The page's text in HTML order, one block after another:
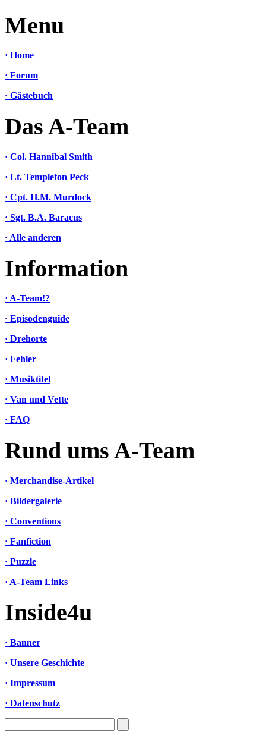
Menu
· Home
· Forum
· Gästebuch
Das A-Team
· Col. Hannibal Smith
· Lt. Templeton Peck
· Cpt. H.M. Murdock
· Sgt. B.A. Baracus
· Alle anderen
Information
· A-Team!?
· Episodenguide
· Drehorte
· Fehler
· Musiktitel
· Van und Vette
· FAQ
Rund ums A-Team
· Merchandise-Artikel
· Bildergalerie
· Conventions
· Fanfiction
· Puzzle
· A-Team Links
Inside4u
· Banner
· Unsere Geschichte
· Impressum
· Datenschutz